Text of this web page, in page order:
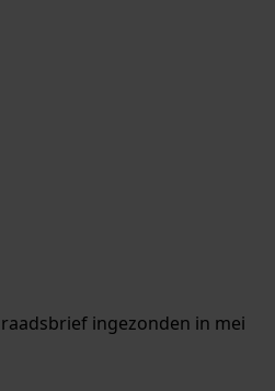
ingezonden in mei